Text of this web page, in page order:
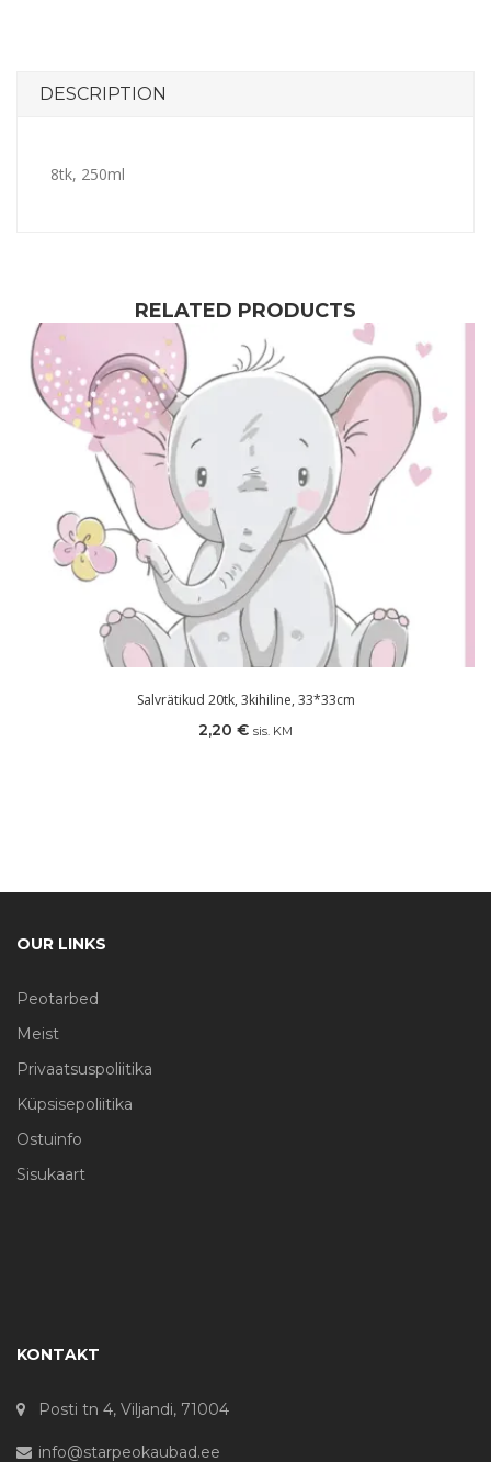
DESCRIPTION
8tk, 250ml
RELATED PRODUCTS
Salvrätikud 20tk, 3kihiline, 33*33cm
2,20 € sis. KM
OUR LINKS
Peotarbed
Meist
Privaatsuspoliitika
Küpsisepoliitika
Ostuinfo
Sisukaart
KONTAKT
Posti tn 4, Viljandi, 71004
info@starpeokaubad.ee